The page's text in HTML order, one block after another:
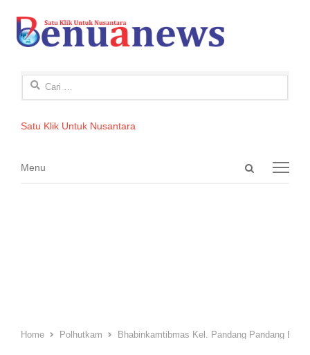
Cari
Satu Klik Untuk Nusantara
Open
Menu
Menu
Home Polhutkam Bhabinkamtibmas Kel. Pandang Pandang Beri